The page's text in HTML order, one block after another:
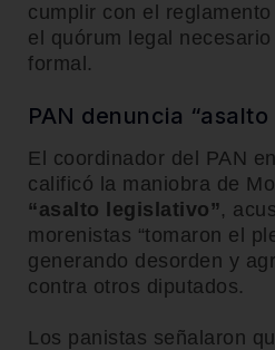
cumplir con el
el quórum legal
formal.
PAN denuncia
El coordinador del PAN
calificó la maniobra de
“asalto legislativo”,
morenistas “tomaron el
generando desorden y
contra otros diputados.
Los panistas señalaron